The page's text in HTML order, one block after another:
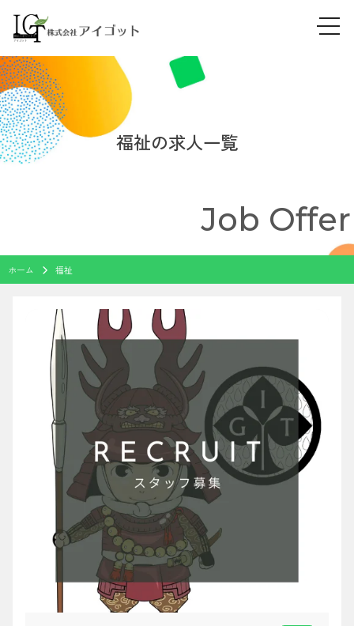
Skip
to
content
福祉の求人一覧
Job Offer
ホーム 福祉